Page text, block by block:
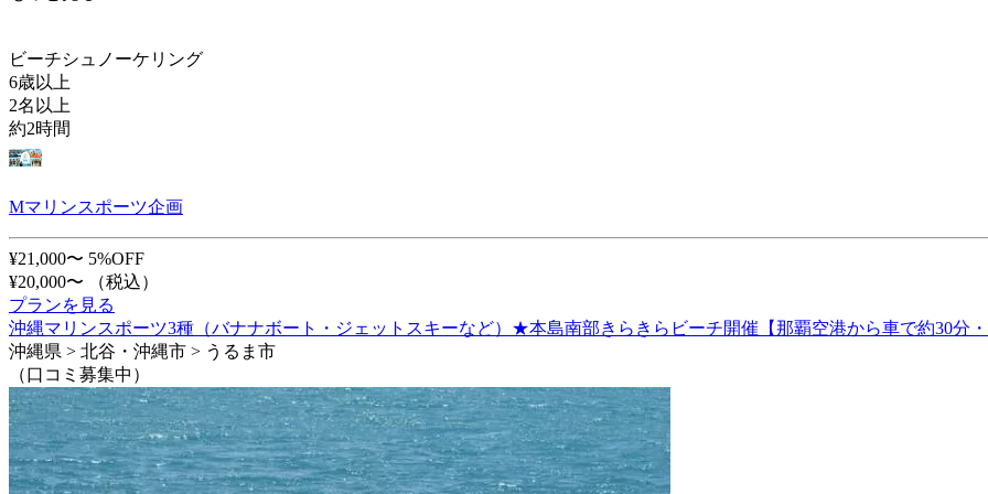
ビーチシュノーケリング
6歳以上
2名以上
約2時間
Mマリンスポーツ企画
¥21,000〜 5%OFF
¥20,000〜
（税込）
プランを見る
沖縄マリンスポーツ3種（バナナボート・ジェットスキーなど）★本島南部きらきらビーチ開催【那覇空港から車で約30分・
沖縄県 > 北谷・沖縄市 > うるま市
（口コミ募集中）